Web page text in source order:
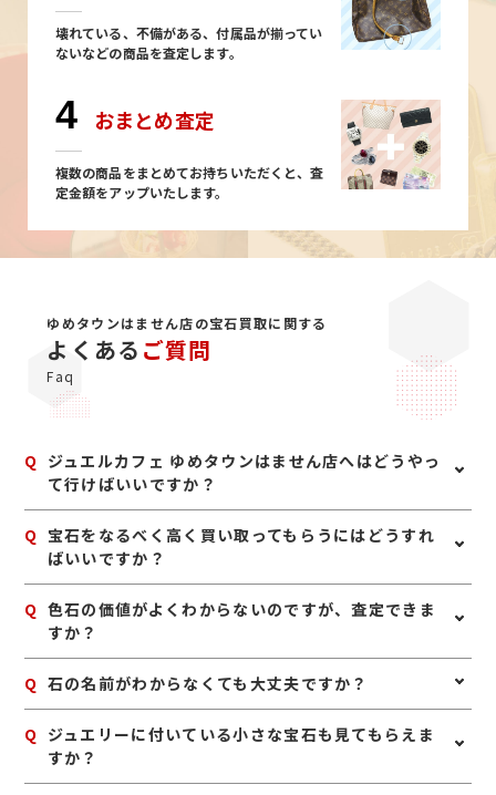
壊れている、不備がある、付属品が揃ってい
ないなどの商品を査定します。
4 おまとめ査定
複数の商品をまとめてお持ちいただくと、査
定金額をアップいたします。
ゆめタウンはません店の宝石買取に関する
よくある ご質問
Faq
Q ジュエルカフェ ゆめタウンはません店へはどうやっ
て行けばいいですか？
A JR肥後線南熊本駅から車で約10分。国道266号熊本浜
線バイパスと国道57号線東バイパス沿いに立地していま
す。熊本中央病院の目の前にゆめタウンはませんがあり
だ先にあるエスカレーターで2階へ上がり、下りたら右
方向の婦人服売り場を左へ曲がり、そのまま真っ直ぐ進
Q 宝石をなるべく高く買い取ってもらうにはどうすれ
ばいいですか？
A 宝石は、鑑別書や鑑定書、購入時の付属品があれば一緒
にお持ちいただくのがおすすめです。また、ジュエリー
として保管されている場合は、枠や地金も含めて査定で
ず、購入時に近い状態でお持ちいただくと安心です。
Q 色石の価値がよくわからないのですが、査定できま
すか？
A はい、査定可能です。ルビー、サファイア、エメラルド
Q 石の名前がわからなくても大丈夫ですか？
A はい、大丈夫です。ご自身で宝石の種類がわからなくて
も問題ありません。お持ち込みいただければ、確認しな
がら査定いたします。
Q ジュエリーに付いている小さな宝石も見てもらえま
すか？